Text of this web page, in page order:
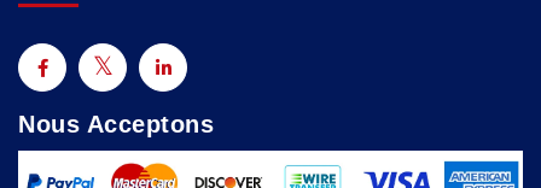
Nous Acceptons